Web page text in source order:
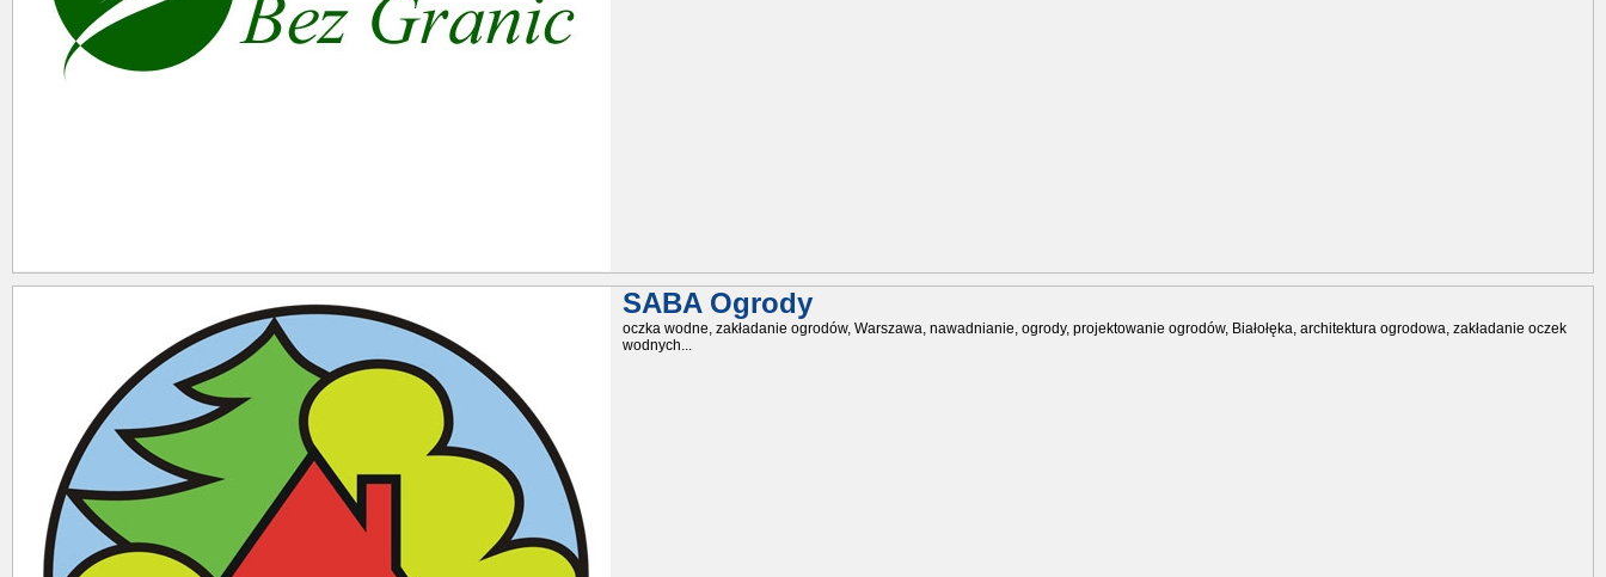
SABA Ogrody
oczka wodne, zakładanie ogrodów, Warszawa, nawadnianie, ogrody, projektowanie ogrodów, Białołęka, architektura ogrodowa, zakładanie oczek
wodnych...